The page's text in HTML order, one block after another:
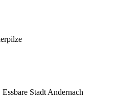
Stadt Andernach